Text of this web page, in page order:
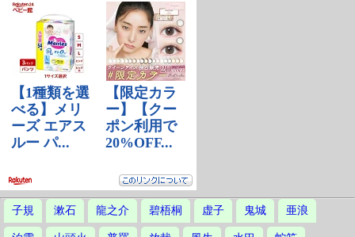
子規 漱石 龍之介 碧梧桐 虚子 鬼城 亜浪